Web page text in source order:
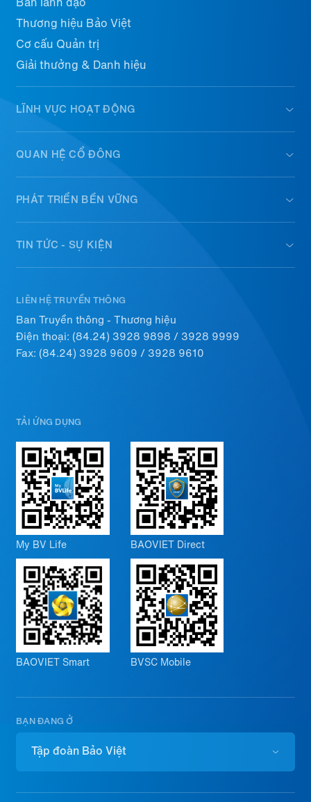
Thương hiệu Bảo Việt
Cơ cấu Quản trị
Giải thưởng & Danh hiệu
LĨNH VỰC HOẠT ĐỘNG
QUAN HỆ CỔ ĐÔNG
PHÁT TRIỂN BỀN VỮNG
TIN TỨC - SỰ KIỆN
LIÊN HỆ TRUYỀN THÔNG
Ban Truyền thông - Thương hiệu
Điện thoại: (84.24) 3928 9898 / 3928 9999
Fax: (84.24) 3928 9609 / 3928 9610
TẢI ỨNG DỤNG
My BV Life BAOVIET Direct
BAOVIET Smart BVSC Mobile
BẠN ĐANG Ở
Tập đoàn Bảo Việt